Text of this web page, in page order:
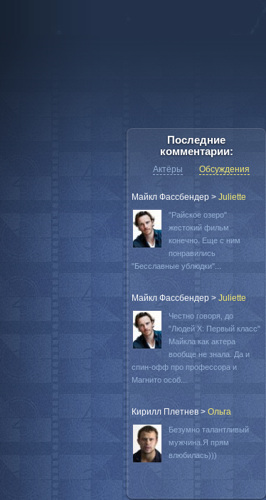
Последние
комментарии:
Актёры Обсуждения
Майкл Фассбендер > Juliette
"Райское озеро"
жестокий фильм
конечно. Еще с ним
понравились
"Бесславные ублюдки"...
Майкл Фассбендер > Juliette
Честно говоря, до
"Людей Х: Первый класс"
Майкла как актера
вообще не знала. Да и
спин-офф про профессора и
Магнито особ...
Кирилл Плетнев > Oльга
Безумно талантливый
мужчина.Я прям
влюбилась)))